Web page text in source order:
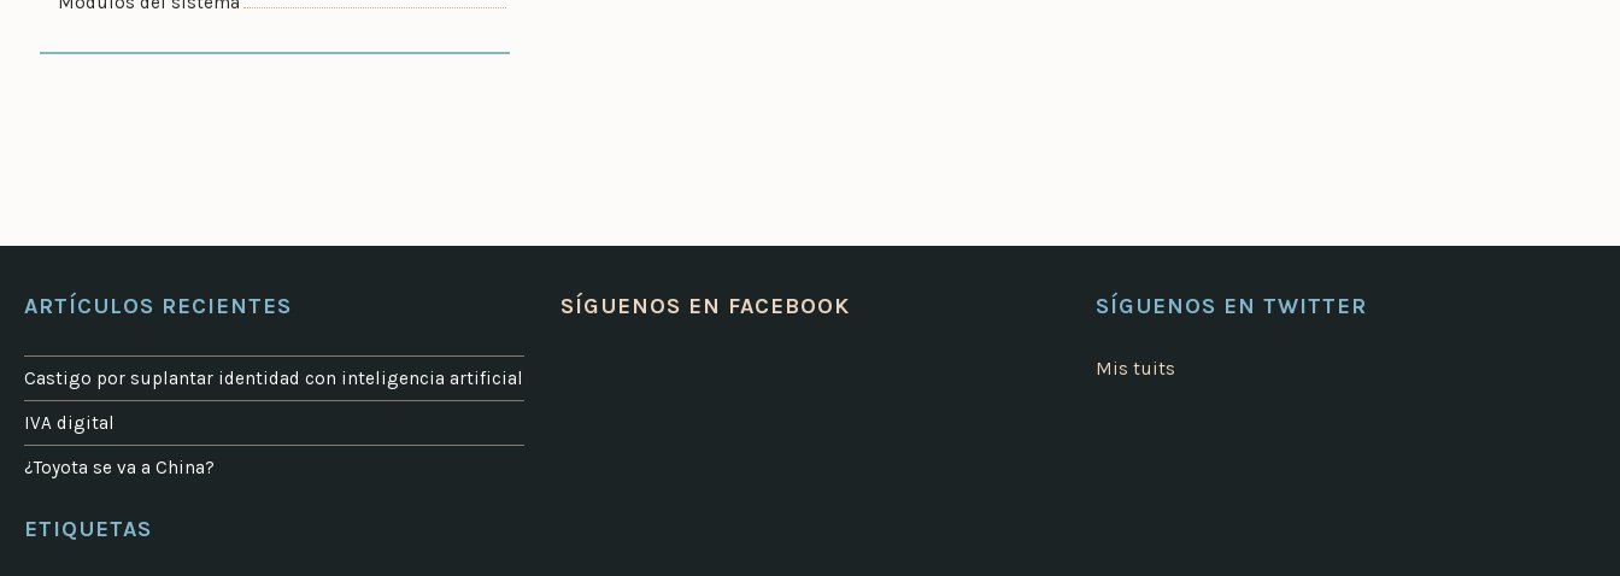
ARTÍCULOS RECIENTES
Castigo por suplantar identidad con inteligencia artificial
IVA digital
¿Toyota se va a China?
ETIQUETAS
SÍGUENOS EN FACEBOOK SÍGUENOS EN TWITTER
Mis tuits